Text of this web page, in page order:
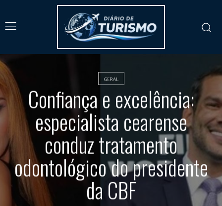
GERAL
Confiança e excelência:
especialista cearense
conduz tratamento
odontológico do presidente
da CBF